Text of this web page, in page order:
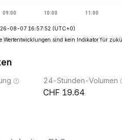
08-07 16:57:52 (UTC+0)
Wertentwicklungen sind kein Indikator für
24-Stunden-Volumen
19.64